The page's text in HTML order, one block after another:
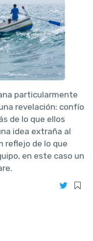
particularmente
revelación: confío
de lo que ellos
idea extraña al
reflejo de lo que
en este caso un